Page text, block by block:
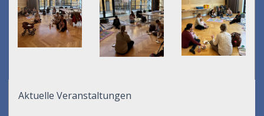
Aktuelle Veranstaltungen